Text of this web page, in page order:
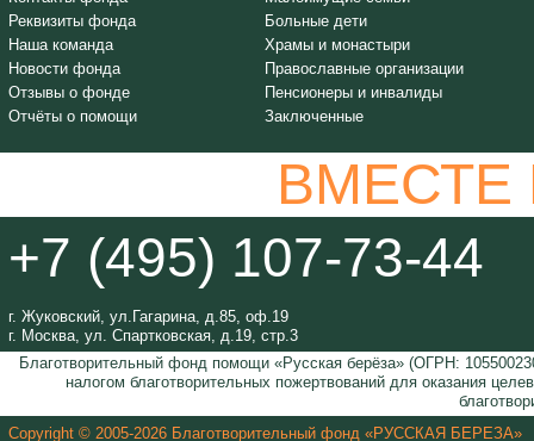
Реквизиты фонда
Наша команда
Новости фонда
Отзывы о фонде
Отчёты о помощи
Больные дети
Храмы и монастыри
Православные организации
Пенсионеры и инвалиды
Заключенные
+7 (495) 107-73-44
г. Жуковский, ул.Гагарина, д.85, оф.19
г. Москва, ул. Спартковская, д.19, стр.3
Благотворительный фонд помощи «Русская берёза» (ОГРН:
налогом благотворительных пожертвований для оказания
Copyright © 2005-2026 Благотворительный фонд «РУССКАЯ БЕРЕЗА»